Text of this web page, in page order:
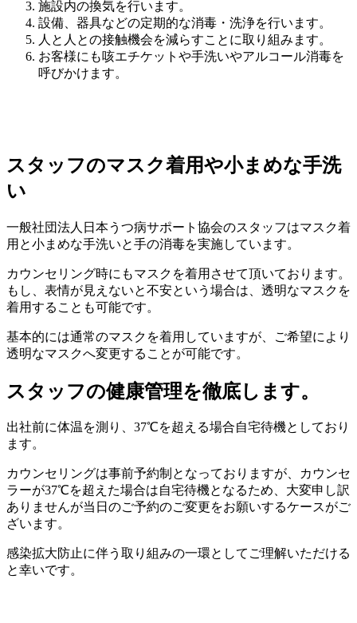
施設内の換気を行います。
設備、器具などの定期的な消毒・洗浄を行います。
人と人との接触機会を減らすことに取り組みます。
お客様にも咳エチケットや手洗いやアルコール消毒を
呼びかけます。
スタッフのマスク着用や小まめな手洗
い
一般社団法人日本うつ病サポート協会のスタッフはマスク着
用と小まめな手洗いと手の消毒を実施しています。
カウンセリング時にもマスクを着用させて頂いております。
もし、表情が見えないと不安という場合は、透明なマスクを
着用することも可能です。
基本的には通常のマスクを着用していますが、ご希望により
透明なマスクへ変更することが可能です。
スタッフの健康管理を徹底します。
出社前に体温を測り、37℃を超える場合自宅待機としており
ます。
カウンセリングは事前予約制となっておりますが、カウンセ
ラーが37℃を超えた場合は自宅待機となるため、大変申し訳
ありませんが当日のご予約のご変更をお願いするケースがご
ざいます。
感染拡大防止に伴う取り組みの一環としてご理解いただける
と幸いです。